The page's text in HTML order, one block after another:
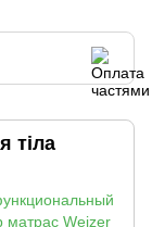
тіла